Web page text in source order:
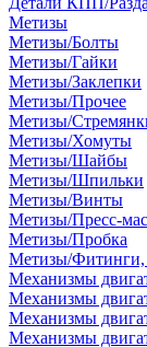
Метизы
Метизы/Болты
Метизы/Гайки
Метизы/Заклепки
Метизы/Прочее
Метизы/
Метизы/Хомуты
Метизы/Шайбы
Метизы/Шпильки
Метизы/Винты
Метизы/Пресс-
Метизы/Пробка
Метизы/Фитинги,
Механизмы
Механизмы
Механизмы
Механизмы